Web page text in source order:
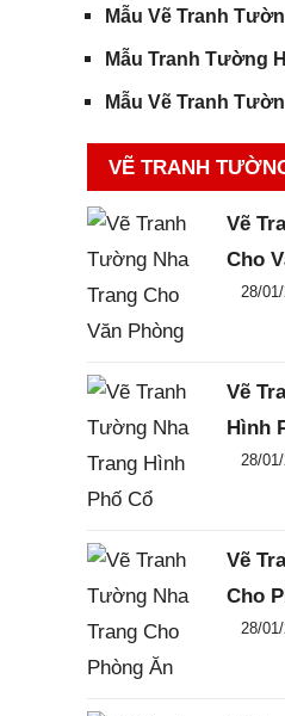
Mẫu Vẽ Tranh
Mẫu Tranh Tường
Mẫu Vẽ Tranh
VẼ TRANH
Vẽ
Cho
Đăng
28/
Vẽ
Hình
Đăng
28/
Vẽ
Cho
Đăng
28/